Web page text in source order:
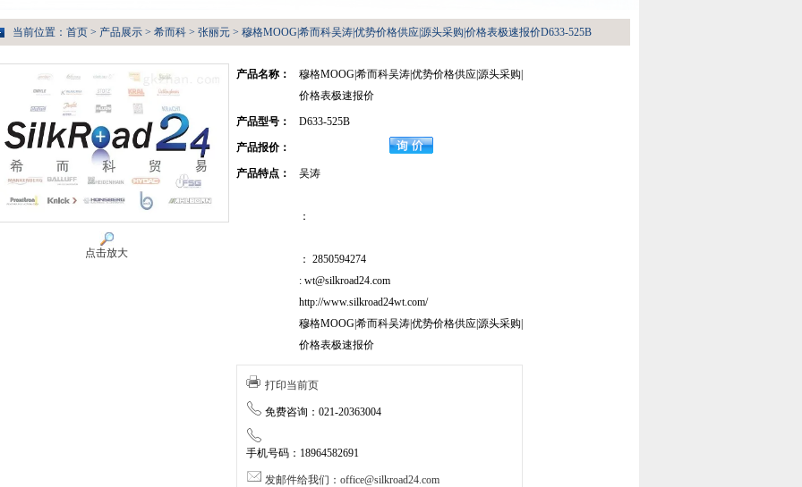
当前位置： 首页 > 产品展示 > 希而科 > 张丽元 > 穆格MOOG|希而科吴涛|优势价格供应|源头采购|价格表极速报价D633-525B
点击放大
产品名称：
穆格MOOG|希而科吴涛|优势价格供应|源头采购|
价格表极速报价
产品型号： D633-525B
产品报价：
产品特点： 吴涛
：
： 2850594274
: wt@silkroad24.com
http://www.silkroad24wt.com/
穆格MOOG|希而科吴涛|优势价格供应|源头采购|
价格表极速报价
打印当前页
免费咨询：021-20363004
手机号码：18964582691
发邮件给我们：office@silkroad24.com